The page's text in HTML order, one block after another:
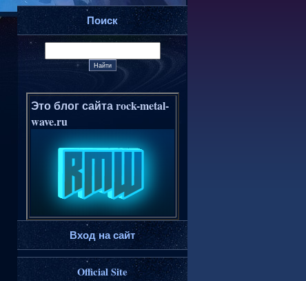
Поиск
Это блог сайта rock-metal-
wave.ru
Вход на сайт
Official Site